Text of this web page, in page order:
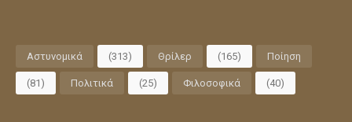
Αστυνομικά (313) Θρίλερ (165) Ποίηση
(81) Πολιτικά (25) Φιλοσοφικά (40)